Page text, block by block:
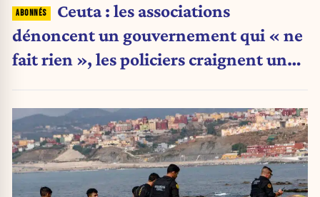
Ceuta : les associations
dénoncent un gouvernement qui « ne
fait rien », les policiers craignent une